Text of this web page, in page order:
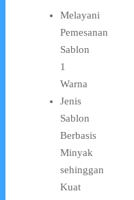
Melayani
Pemesanan
Sablon
1
Warna
Jenis
Sablon
Berbasis
Minyak
sehinggan
Kuat